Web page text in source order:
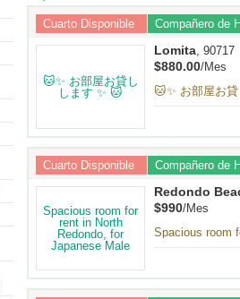
Cuarto Disponible Compañero de
Lomita, 90717
$880.00/Mes
🐱✨ お部屋お
Cuarto Disponible Compañero de
Redondo
$990/Mes
Spacious room